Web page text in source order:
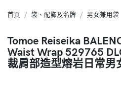
首頁 袋、配飾及名牌 男女兼用袋
Tomoe Reiseika
Waist Wrap 529765
裁肩部造型熔岩日常男